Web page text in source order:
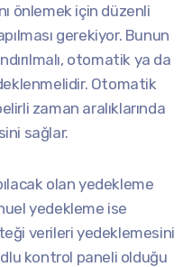
önlemek için düzenli
gerekiyor. Bunun
otomatik ya da
Otomatik
zaman aralıklarında
sağlar.
olan yedekleme
yedekleme ise
verileri yedeklemesini
kontrol paneli olduğu